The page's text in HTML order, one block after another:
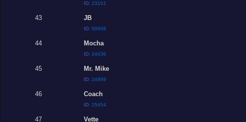
ID: 23101
43 JB
ID: 50608
44 Mocha
ID: 24436
45 Mr. Mike
ID: 24989
46 Coach
ID: 25454
47 Vette